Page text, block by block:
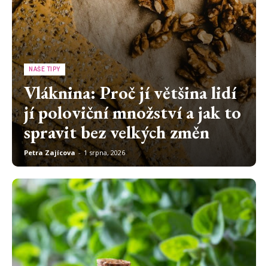
NAŠE TIPY
Vláknina: Proč jí většina lidí
jí poloviční množství a jak to
spravit bez velkých změn
Petra Zajícova - 1 srpna, 2026